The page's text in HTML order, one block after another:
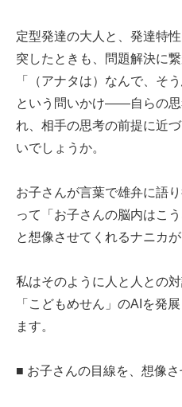
定型発達の大人と、発達特
突したときも、問題解決に
「（アナタは）なんで、そ
という問いかけ――自らの
れ、相手の思考の前提に近
いでしょうか。
お子さんが言葉で雄弁に語
って「お子さんの脳内はこ
と想像させてくれるナニカ
私はそのように人と人との
「こどもめせん」のAIを発
ます。
■ お子さんの目線を、想像